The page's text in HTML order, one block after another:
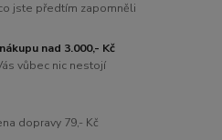
jste předtím zapomněli
nad 3.000,- Kč
vůbec nic nestojí
dopravy 79,- Kč